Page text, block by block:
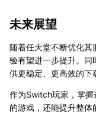
未来展望
随着任天堂不断优化
验有望进一步提升。同
供更稳定、更高效的下
作为Switch玩家，掌握
的游戏，还能提升整